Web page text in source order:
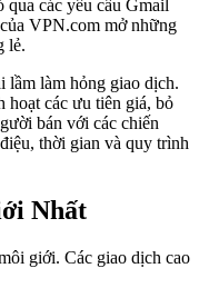
các yêu cầu Gmail
VPN.com mở những
lẻ.
lầm làm hỏng giao dịch.
các ưu tiên giá, bỏ
bán với các chiến
thời gian và quy trình
Nhất
giới. Các giao dịch cao